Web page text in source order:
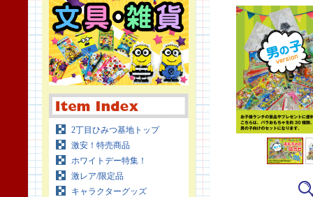
2丁目ひみつ基地トップ
激安！特売商品
ホワイトデー特集！
激レア/限定品
キャラクターグッズ